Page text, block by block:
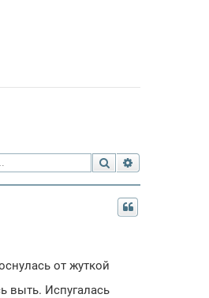
Поиск
от жуткой
выть. Испугалась